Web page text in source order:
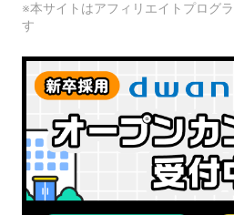
※本サイトはアフィリエイトプログ
す